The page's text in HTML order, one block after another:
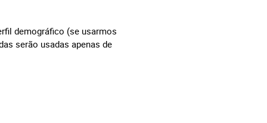
demográfico (se usarmos
serão usadas apenas de